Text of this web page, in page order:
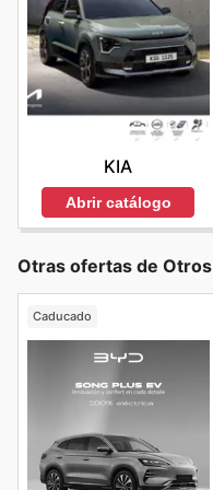
KIA
Abrir catálogo
Otras ofertas de Otros
Caducado